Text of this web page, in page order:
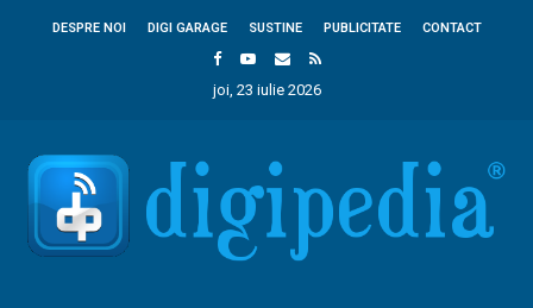
DESPRE NOI DIGI GARAGE SUSTINE PUBLICITATE CONTACT
joi, 23 iulie 2026